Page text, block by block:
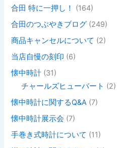
合田 特に一押し！
(164)
合田のつぶやきブログ (249)
商品キャンセルについて (2)
当店自慢の刻印 (6)
懐中時計 (31)
チャールズヒューバート (2)
懐中時計に関するQ&A (7)
懐中時計展示会 (7)
手巻き式時計について (11)